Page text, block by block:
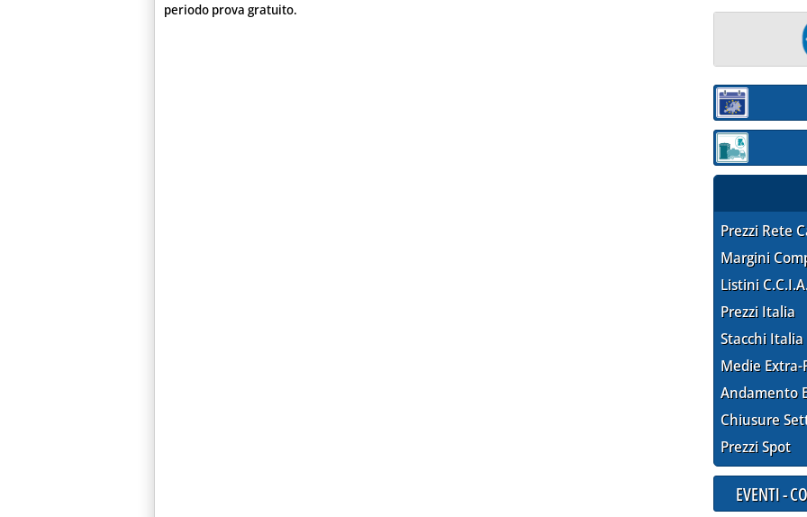
periodo prova gratuito.
Sezione:
Sezione:
Prezzi Rete
Margini
Listini
Prezzi Italia
Stacchi Italia
Medie Extra-
Andamento
Chiusure
Prezzi Spot
EVENTI -